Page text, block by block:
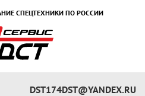
СПЕЦТЕХНИКИ ПО РОССИИ
DST174DST@YANDEX.RU